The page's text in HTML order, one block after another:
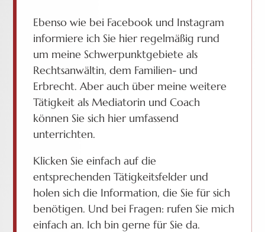
Ebenso wie bei Facebook und Instagram
informiere ich Sie hier regelmäßig rund
um meine Schwerpunktgebiete als
Rechtsanwältin, dem Familien- und
Erbrecht. Aber auch über meine weitere
Tätigkeit als Mediatorin und Coach
können Sie sich hier umfassend
unterrichten.
Klicken Sie einfach auf die
entsprechenden Tätigkeitsfelder und
holen sich die Information, die Sie für sich
benötigen. Und bei Fragen: rufen Sie mich
einfach an. Ich bin gerne für Sie da.